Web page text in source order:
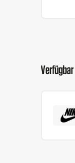
Verfügbar